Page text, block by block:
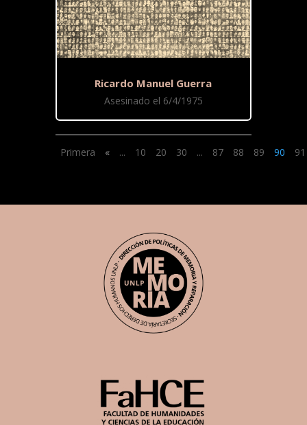
Ricardo Manuel Guerra
Asesinado el 6/4/1975
Primera « ... 10 20 30 ... 87 88 89 90 91